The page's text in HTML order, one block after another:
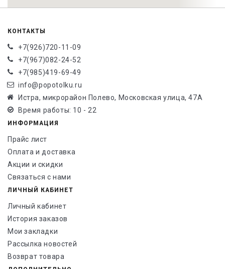
КОНТАКТЫ
+7(926)720-11-09
+7(967)082-24-52
+7(985)419-69-49
info@popotolku.ru
Истра, микрорайон Полево, Московская улица, 47А
Время работы: 10 - 22
ИНФОРМАЦИЯ
Прайс лист
Оплата и доставка
Акции и скидки
Связаться с нами
ЛИЧНЫЙ КАБИНЕТ
Личный кабинет
История заказов
Мои закладки
Рассылка новостей
Возврат товара